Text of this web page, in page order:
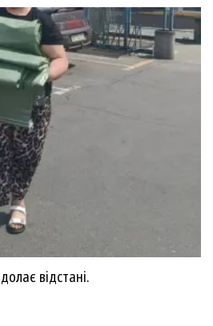
відстані.